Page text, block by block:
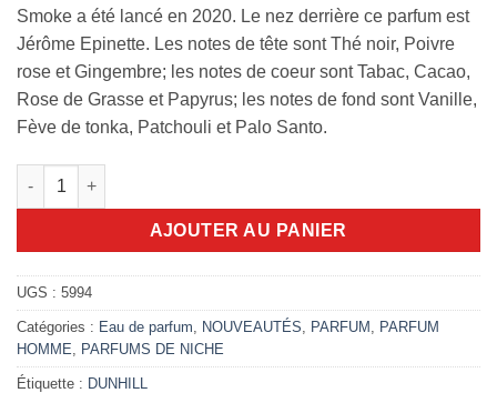
Smoke a été lancé en 2020. Le nez derrière ce parfum est
Jérôme Epinette. Les notes de tête sont Thé noir, Poivre
rose et Gingembre; les notes de coeur sont Tabac, Cacao,
Rose de Grasse et Papyrus; les notes de fond sont Vanille,
Fève de tonka, Patchouli et Palo Santo.
quantité de Egyptian Smoke Dunhill 100ml EDP
AJOUTER AU PANIER
UGS : 5994
Catégories : Eau de parfum NOUVEAUTÉS PARFUM
PARFUM
HOMME
PARFUMS DE NICHE
Étiquette : DUNHILL